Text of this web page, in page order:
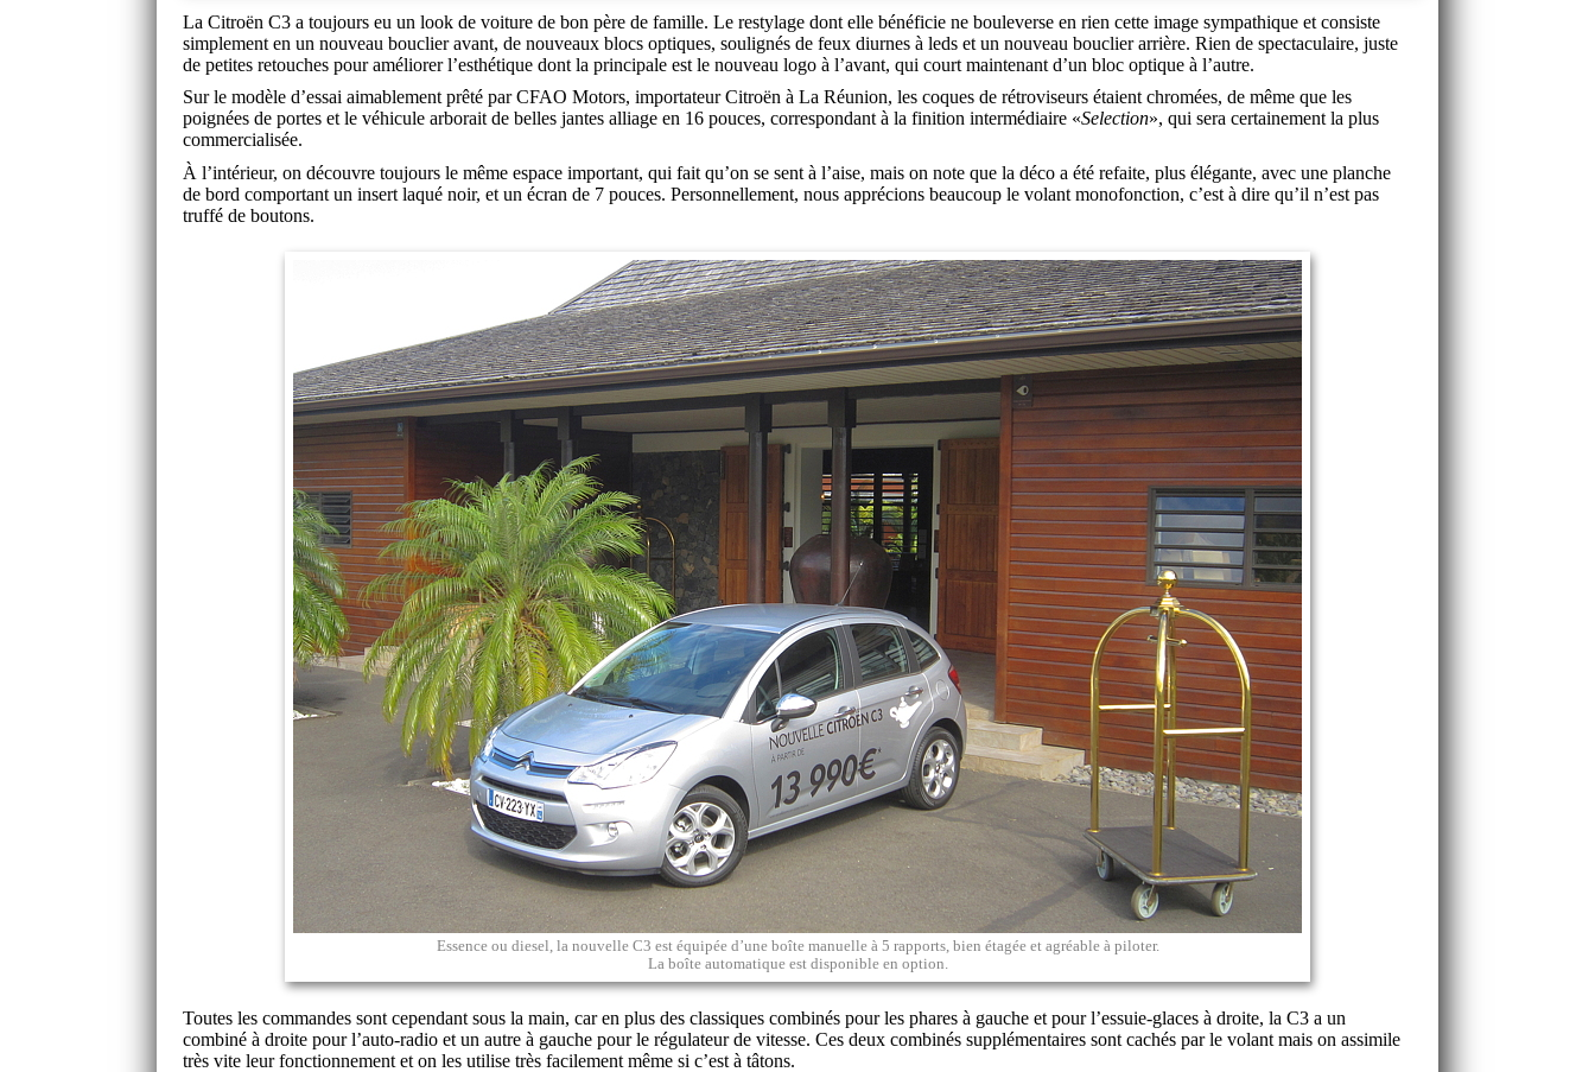
La Citroën C3 a toujours eu un look de voiture de bon père de famille. Le restylage dont elle bénéficie ne bouleverse en rien cette image sympathique et consiste
simplement en un nouveau bouclier avant, de nouveaux blocs optiques, soulignés de feux diurnes à leds et un nouveau bouclier arrière. Rien de spectaculaire, juste
de petites retouches pour améliorer l’esthétique dont la principale est le nouveau logo à l’avant, qui court maintenant d’un bloc optique à l’autre.
Sur le modèle d’essai aimablement prêté par CFAO Motors, importateur Citroën à La Réunion, les coques de rétroviseurs étaient chromées, de même que les
poignées de portes et le véhicule arborait de belles jantes alliage en 16 pouces, correspondant à la finition intermédiaire «Selection», qui sera certainement la plus
commercialisée.
À l’intérieur, on découvre toujours le même espace important, qui fait qu’on se sent à l’aise, mais on note que la déco a été refaite, plus élégante, avec une planche
de bord comportant un insert laqué noir, et un écran de 7 pouces. Personnellement, nous apprécions beaucoup le volant monofonction, c’est à dire qu’il n’est pas
truffé de boutons.
Essence ou diesel, la nouvelle C3 est équipée d’une boîte manuelle à 5 rapports, bien étagée et agréable à piloter.
La boîte automatique est disponible en option.
Toutes les commandes sont cependant sous la main, car en plus des classiques combinés pour les phares à gauche et pour l’essuie-glaces à droite, la C3 a un
combiné à droite pour l’auto-radio et un autre à gauche pour le régulateur de vitesse. Ces deux combinés supplémentaires sont cachés par le volant mais on assimile
très vite leur fonctionnement et on les utilise très facilement même si c’est à tâtons.